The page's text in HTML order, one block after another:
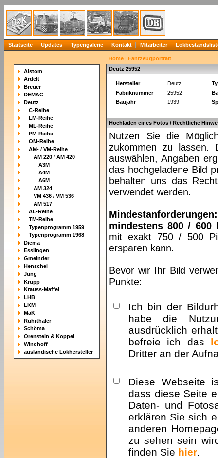
Startseite Updates Typengalerie Kontakt Mitarbeiter
Alstom
Ardelt
Breuer
DEMAG
Deutz
C-Reihe
LM-Reihe
ML-Reihe
PM-Reihe
OM-Reihe
AM- / VM-Reihe
AM 220 / AM 420
A3M
A4M
A6M
AM 324
VM 436 / VM 536
AM 517
AL-Reihe
TM-Reihe
Typenprogramm 1959
Typenprogramm 1968
Diema
Esslingen
Gmeinder
Henschel
Jung
Krupp
Krauss-Maffei
LHB
LKM
MaK
Ruhrthaler
Schöma
Orenstein & Koppel
Windhoff
ausländische Lokhersteller
Home | Fahrzeugportrait
Deutz 25952
Hersteller Deutz
Fabriknummer
25952
Baujahr
1939
Hochladen eines Fotos / Rechtliche
Nutzen Sie die
zukommen zu lassen.
auswählen, Angaben
das hochgeladene Bild
behalten uns das
verwendet werden.
Mindestanforderungen:
mindestens 800 / 600
mit exakt 750 / 500
ersparen kann.
Bevor wir Ihr Bild
Punkte:
Ich bin der
habe die
ausdrücklich
befreie ich das
Dritter an der
Diese Webseite
dass diese Seite
Daten- und
erklären Sie sich
anderen
zu sehen sein
finden Sie hier.